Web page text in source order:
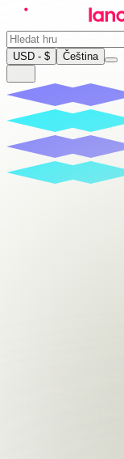
USD - $ Čeština